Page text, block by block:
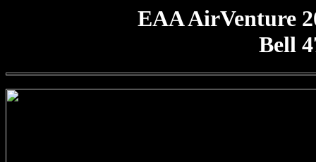
EAA AirVenture
Bell